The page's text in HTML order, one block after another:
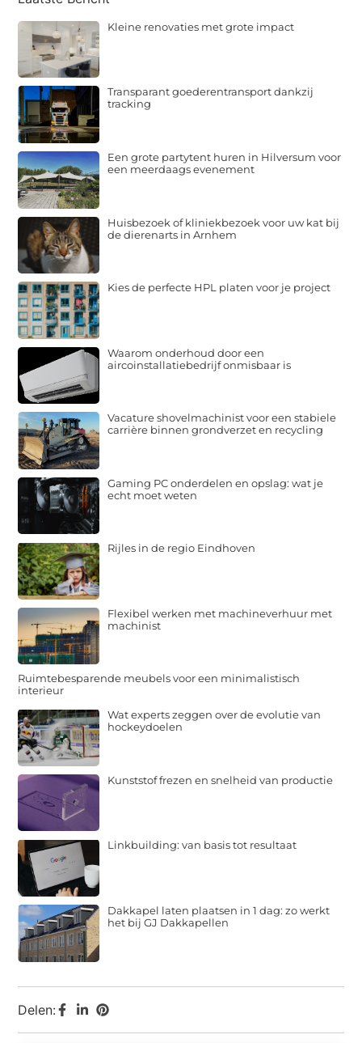
Delen:
Kleine renovaties met grote impact
Transparant goederentransport dankzij
tracking
Een grote partytent huren in Hilversum voor
een meerdaags evenement
Huisbezoek of kliniekbezoek voor uw kat bij
de dierenarts in Arnhem
Kies de perfecte HPL platen voor je project
Waarom onderhoud door een
aircoinstallatiebedrijf onmisbaar is
Vacature shovelmachinist voor een stabiele
carrière binnen grondverzet en recycling
Gaming PC onderdelen en opslag: wat je
echt moet weten
Rijles in de regio Eindhoven
Flexibel werken met machineverhuur met
machinist
Ruimtebesparende meubels voor een minimalistisch
interieur
Wat experts zeggen over de evolutie van
hockeydoelen
Kunststof frezen en snelheid van productie
Linkbuilding: van basis tot resultaat
Dakkapel laten plaatsen in 1 dag: zo werkt
het bij GJ Dakkapellen